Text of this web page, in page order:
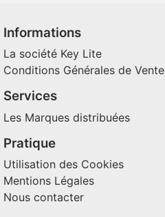
Informations
La société Key Lite
Conditions Générales de Vente
Services
Les Marques distribuées
Pratique
Utilisation des Cookies
Mentions Légales
Nous contacter